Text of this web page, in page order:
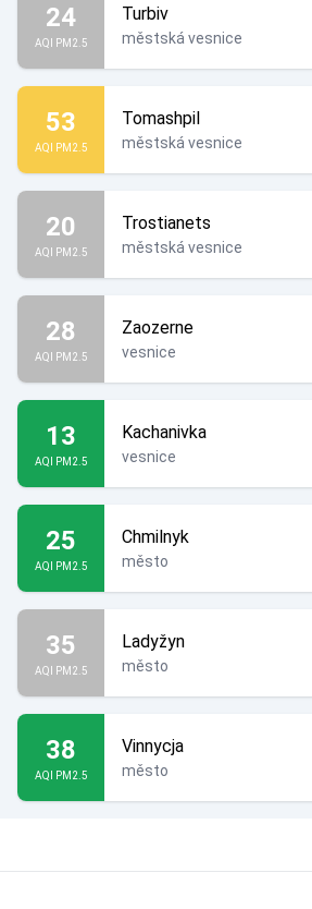
24
AQI PM2.5
Turbiv
městská vesnice
53
AQI PM2.5
Tomashpil
městská vesnice
20
AQI PM2.5
Trostianets
městská vesnice
28
AQI PM2.5
Zaozerne
vesnice
13
AQI PM2.5
Kachanivka
vesnice
25
AQI PM2.5
Chmilnyk
město
35
AQI PM2.5
Ladyžyn
město
38
AQI PM2.5
Vinnycja
město